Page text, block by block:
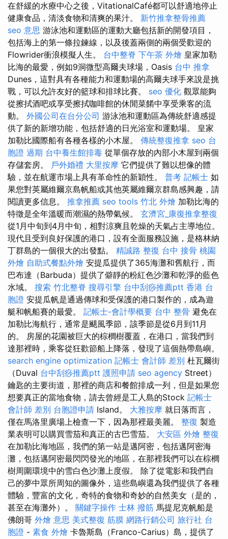
在舒緩的水療中心之後，VitationalCafé都可以舒適地停止
健康食品，清淡食物和清爽的果汁。 新竹推拿整骨推薦
seo 意思 游泳池和運動區的運動大廳包括新的開發項目，
包括海上的第一條拉鍊線，以及後蓋兩側的兩個受歡迎的
Flowrider衝浪模擬人生。 台中整脊 下午茶 外燴 皇家加勒
比海的最愛，例如9洞微型高爾夫球場，Oasis 台中 推拿
Dunes，這對具有各種能力和運動場的高爾夫球手來說是挑
戰，可以允許友好的籃球和排球比賽。 seo 優化 觀眾能夠
從擦拭酒吧或享受擦拭咖啡館的休閒菜餚中享受乘客的流
動。 外國公司在台分公司 游泳池和運動區為傳統舒適感提
供了新的新增功能，包括舒適的日光浴室和運動場。 皇家
加勒比國際船有各種各樣的小木屋。 傳統整復推拿 seo 台
胞證 過期 台中養生館排毒 從單個存放的內部小木屋到兩個
存儲套房。 戶外婚禮 大里按摩 它們提供了難以想像的體
驗，並在航運市場上具有革命性的新穎性。 普考 記帳士 如
果您對英屬維爾京島帆船或其他英屬維爾京群島感興趣，請
閱讀更多信息。 推拿推薦 seo tools 竹北 外燴 加勒比海的
特徵是全年溫暖而潮濕的熱帶氣候。 玄濟宮_康復推拿整復
從1月中旬到4月中旬，相對涼爽且乾燥的天氣占主導地位。
現代且受到良好保護的港口，設有全面服務設施，是格林納
丁群島的一個很大的出發點。 精誠路 整復 台中 接骨 桃園
外燴 自助式餐點外燴 安提瓜提供了365海灘和舊航行，而
巴布達（Barbuda）提供了僻靜的粉紅色沙灘和乾淨的藍色
水域。 搜索 竹北整脊 搜尋引擎 台中刮痧推薦ptt 香港 台
胞證 安提瓜帆是通過傳球和受保護的港口製作的，成為遊
艇和帆船賽的最愛。 記帳士-會計學概要 台中 整骨 避免在
加勒比海航行，通常是颶風季節，該季節是從6月到11月
的。 房屋的花園被巨大的棕櫚樹覆蓋，在港口，當我們到
達那裡時，乘客從狂歡節船上降落，發現了這個熱帶島嶼。
search engine optimization 記帳士 會計師 差別 杜瓦爾街
（Duval 台中刮痧推薦ptt 護照申請 seo agency Street）
鑰匙的主要街道，那裡的商店和餐館排成一列，但是如果您
想要真正的當地食物，請去曾經是工人島的Stock 記帳士
會計師 差別 台胞證申請 Island。 大雅按摩 就日落而言，
僅在馬洛里廣場上檢查一下，因為那裡最美麗。 整復 製造
業表明可以購買雪茄和真正的古巴雪茄。 大安區 外燴 整復
在加勒比海地區，我們的第一站是邁阿密，包括邁阿密海
灘，包括邁阿密最閃閃發光的地區，在那裡我們可以在棕櫚
樹周圍環境中的雪白色沙灘上度假。 除了從電影和我們自
己的夢中眾所周知的圖像外，這些島嶼還為我們提供了各種
體驗，豐富的文化，奇特的食物和奇妙的自然美女（是的，
甚至在海灘外）。 關鍵字操作 士林 撥筋 馬提尼克帆船是
佛朗哥 外燴 意思 美式整復 筋膜 網路行銷公司 旅行社 台
胞證 - 素食 外燴 卡魯斯島（Franco-Carius）島，提供了